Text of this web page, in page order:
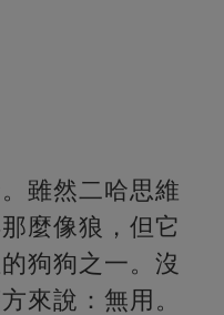
雖然二哈思維
麼像狼，但它
狗狗之一。沒
來說：無用。